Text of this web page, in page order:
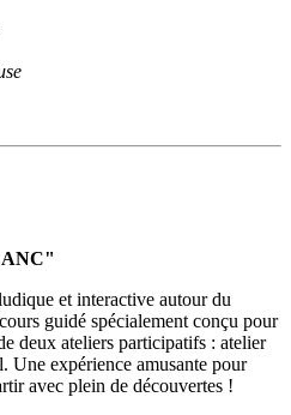
et interactive autour du
guidé spécialement conçu pour
deux ateliers participatifs : atelier
Une expérience amusante pour
avec plein de découvertes !